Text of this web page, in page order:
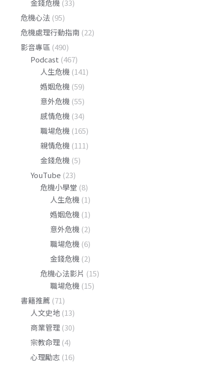
金錢危機 (33)
危機心法 (95)
危機處理行動指南 (22)
影音專區 (490)
Podcast (467)
人生危機 (141)
婚姻危機 (59)
意外危機 (55)
感情危機 (34)
職場危機 (165)
親情危機 (111)
金錢危機 (5)
YouTube (23)
危機小學堂 (8)
人生危機 (1)
婚姻危機 (1)
意外危機 (2)
職場危機 (6)
金錢危機 (2)
危機心法影片 (15)
職場危機 (15)
書籍推薦 (71)
人文史地 (13)
商業管理 (30)
宗教命理 (4)
心理勵志 (16)